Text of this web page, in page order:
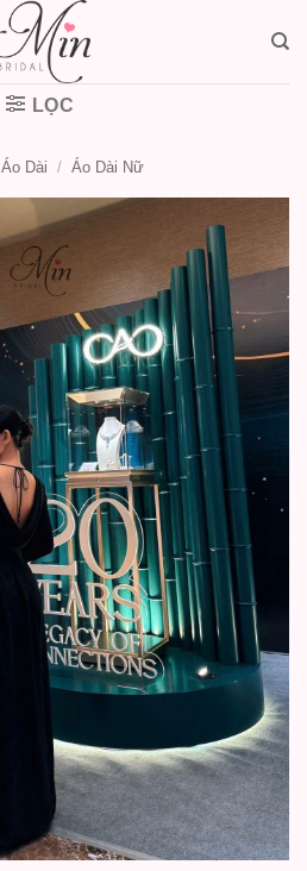
LỌC
Áo Dài / Áo Dài Nữ